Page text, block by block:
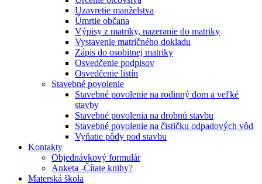
Uzavretie manželstva
Úmrtie občana
Výpisy z matriky, nazeranie do matriky
Vystavenie matričného dokladu
Zápis do osobitnej matriky
Osvedčenie podpisov
Osvedčenie listín
Stavebné povolenie
Stavebné povolenie na rodinný dom a veľké
stavby
Stavebné povolenia na drobnú stavbu
Stavebné povolenie na čističku odpadových vôd
Vyňatie pôdy pod stavbu
Kontakty
Objednávkový formulár
Anketa -Čítate knihy?
Materská škola